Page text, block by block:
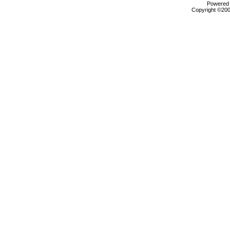
Copyright